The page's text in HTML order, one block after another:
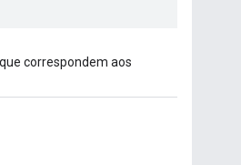
correspondem aos